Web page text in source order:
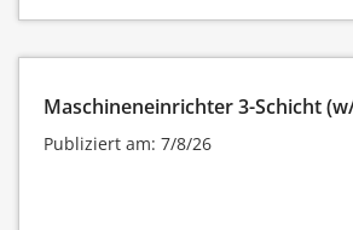
Maschineneinrichter 3-Schicht
Publiziert am: 7/8/26